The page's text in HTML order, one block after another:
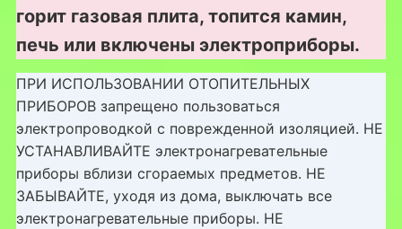
горит газовая плита, топится камин,
печь или включены электроприборы.
ПРИ ИСПОЛЬЗОВАНИИ ОТОПИТЕЛЬНЫХ
ПРИБОРОВ запрещено пользоваться
электропроводкой с поврежденной изоляцией. НЕ
УСТАНАВЛИВАЙТЕ электронагревательные
приборы вблизи сгораемых предметов. НЕ
ЗАБЫВАЙТЕ, уходя из дома, выключать все
электронагревательные приборы. НЕ